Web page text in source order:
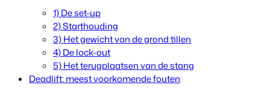
1) De set-up
2) Starthouding
3) Het gewicht van de grond tillen
4) De lock-out
5) Het terugplaatsen van de stang
Deadlift: meest voorkomende fouten